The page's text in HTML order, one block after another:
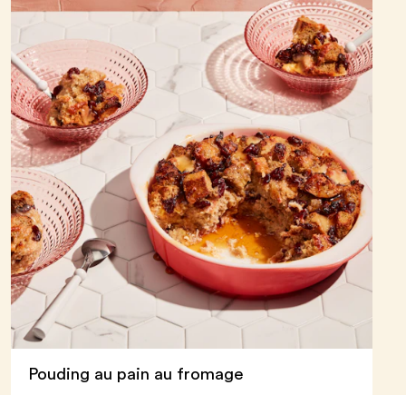
Pouding au pain au fromage